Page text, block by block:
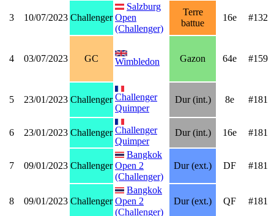
3 10/07/2023 Challenger
Salzburg
Open
(Challenger)
Terre
battue
16e #132
4 03/07/2023 GC Wimbledon Gazon 64e #159
5 23/01/2023 Challenger Challenger
Quimper
Dur (int.) 8e #181
6 23/01/2023 Challenger Challenger
Quimper
Dur (int.) 16e #181
7 09/01/2023 Challenger
Bangkok
Open 2
(Challenger)
Dur (ext.) DF #181
8 09/01/2023 Challenger
Bangkok
Open 2
(Challenger)
Dur (ext.) QF #181